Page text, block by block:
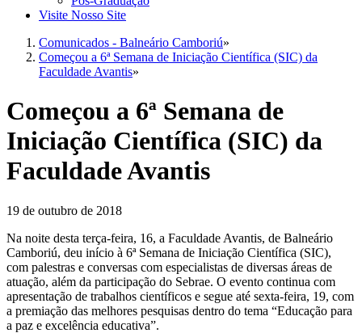
Visite Nosso Site
Comunicados - Balneário Camboriú»
Começou a 6ª Semana de Iniciação Científica (SIC) da
Faculdade Avantis»
Começou a 6ª Semana de
Iniciação Científica (SIC) da
Faculdade Avantis
19 de outubro de 2018
Na noite desta terça-feira, 16, a Faculdade Avantis, de Balneário
Camboriú, deu início à 6ª Semana de Iniciação Científica (SIC),
com palestras e conversas com especialistas de diversas áreas de
atuação, além da participação do Sebrae. O evento continua com
apresentação de trabalhos científicos e segue até sexta-feira, 19, com
a premiação das melhores pesquisas dentro do tema “Educação para
a paz e excelência educativa”.